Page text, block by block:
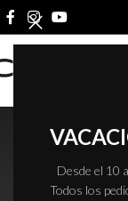
Desde el 10
Todos los